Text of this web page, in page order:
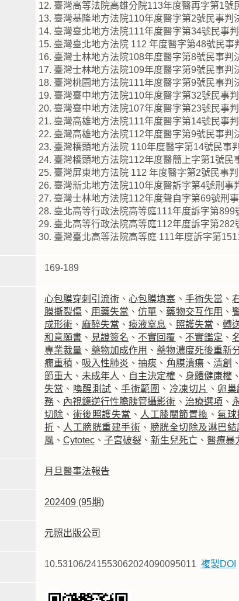
臺灣高等法院高雄分院113年度醫再字第1
臺灣基隆地方法院110年度醫字第2號民事判
臺灣臺北地方法院111年度醫字第34號民事
臺灣臺北地方法院 112 年度醫字第48號民事
臺灣士林地方法院108年度醫字第8號民事判
臺灣士林地方法院109年度醫字第9號民事判
臺灣桃園地方法院111年度醫字第9號民事判
臺灣臺中地方法院110年度醫字第32號民事
臺灣臺中地方法院107年度醫字第23號民事
臺灣高雄地方法院111年度醫字第14號民事
臺灣高雄地方法院112年度醫字第9號民事判
臺灣橋頭地方法院 110年度醫字第14號民事
臺灣橋頭地方法院112年度醫簡上字第1號民
臺灣屏東地方法院 112 年度醫字第2號民事
臺灣新北地方法院110年度醫訴字第4號刑事
臺灣士林地方法院112年度聲自字第69號刑
臺北高等行政法院高等庭111年度訴字第
臺北高等行政法院高等庭112年度訴字第
臺灣臺北高等法院高等庭 111年度訴字第
169-189
心包膜穿刺引流術 、 心包膜填塞 、 手術失當 、
膜撕裂傷、 用藥失當 、仿單 、 藥物交互作用 、
成形術、 麻醉失當 、痰液窒息 、 照護失當 、 轉
和意願書、 見證簽名 、 不實回覆 、 不實鑑定 、
專業裁量 、 藥物加成作用 、 藥物濃度死後重新
癇重積、 吸入性肺炎 、抽痰 、 角膜潰瘍、 清創
節重大 、 未成年人 、 自主決定權 、 身體健康權
失當 、 喚醒測試 、手術範圍 、 冷凍切片 、 卵巢
務、 內視鏡逆行性膽胰管攝影術 、 治療選項 、
切除 、 術後照護失當 、 人工膝關節置換 、氣球
折、 人工膀胱重建手術 、 膀胱全切除及淋巴結
風、 Cytotec、 子宮破裂、 新生兒死亡、 醫療暴
月旦醫事法報告
202409 (95期)
元照出版公司
10.53106/241553062024090095011 複製DOI